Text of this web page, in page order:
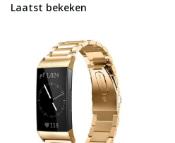
Laatst bekeken